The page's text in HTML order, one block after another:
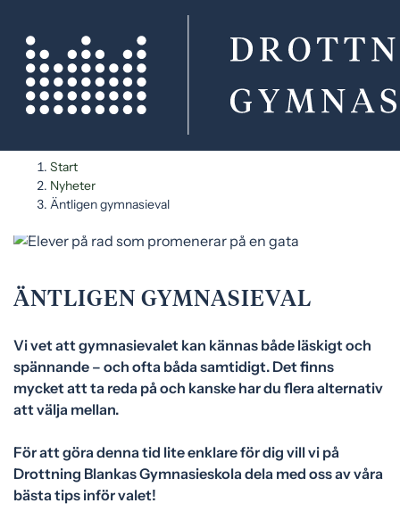
Start
Nyheter
Äntligen gymnasieval
ÄNTLIGEN GYMNASIEVAL
Vi vet att gymnasievalet kan kännas både läskigt och
spännande – och ofta båda samtidigt. Det finns
mycket att ta reda på och kanske har du flera alternativ
att välja mellan.
För att göra denna tid lite enklare för dig vill vi på
Drottning Blankas Gymnasieskola dela med oss av våra
bästa tips inför valet!